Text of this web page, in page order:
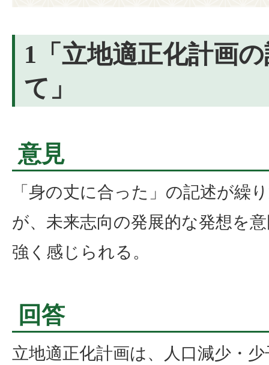
1「立地適正化計画
て」
意見
「身の丈に合った」の記述が繰
が、未来志向の発展的な発想を
強く感じられる。
回答
立地適正化計画は、人口減少・